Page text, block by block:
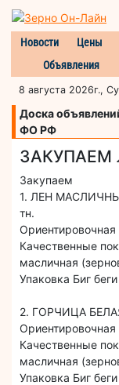
Новости Цены
Объявления
8 августа 2026г.,
Доска
ФО РФ
ЗАКУПАЕМ
Закупаем
1. ЛЕН
тн.
Качественные
масличная
Упаковка Биг
2. ГОРЧИЦА
Качественные
масличная
Упаковка Биг